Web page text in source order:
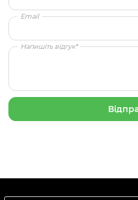
Email
Напишіть відгук*